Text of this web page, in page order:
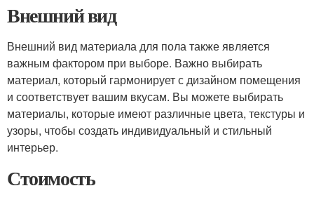
Внешний вид
Внешний вид материала для пола также является
важным фактором при выборе. Важно выбирать
материал, который гармонирует с дизайном помещения
и соответствует вашим вкусам. Вы можете выбирать
материалы, которые имеют различные цвета, текстуры и
узоры, чтобы создать индивидуальный и стильный
интерьер.
Стоимость